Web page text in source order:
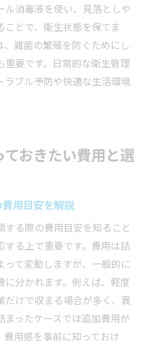
消毒液を使い、見落としや
とで、衛生状態を保てま
雑菌の繁殖を防ぐためにし
重要です。日常的な衛生管理
ラブル予防や快適な生活環境
おきたい費用と選
用目安を解説
する際の費用目安を知ること
する上で重要です。費用は詰
って変動しますが、一般的に
に分かれます。例えば、軽度
だけで収まる場合が多く、異
ったケースでは追加費用が
用感を事前に知っておけ